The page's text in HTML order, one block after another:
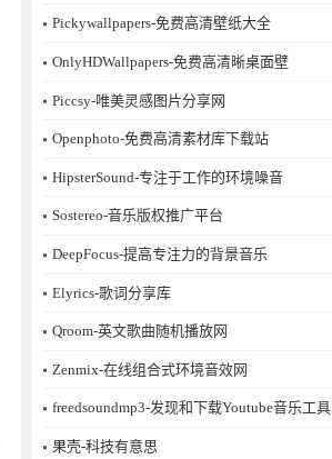
Pickywallpapers-免费高清壁纸大全
OnlyHDWallpapers-免费高清晰桌面壁
Piccsy-唯美灵感图片分享网
Openphoto-免费高清素材库下载站
HipsterSound-专注于工作的环境噪音
Sostereo-音乐版权推广平台
DeepFocus-提高专注力的背景音乐
Elyrics-歌词分享库
Qroom-英文歌曲随机播放网
Zenmix-在线组合式环境音效网
freedsoundmp3-发现和下载Youtube音乐工具
果壳-科技有意思